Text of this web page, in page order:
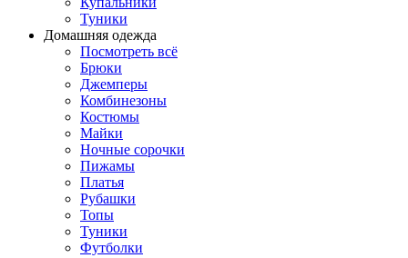
Туники
Домашняя одежда
Посмотреть всё
Брюки
Джемперы
Комбинезоны
Костюмы
Майки
Ночные сорочки
Пижамы
Платья
Рубашки
Топы
Туники
Футболки